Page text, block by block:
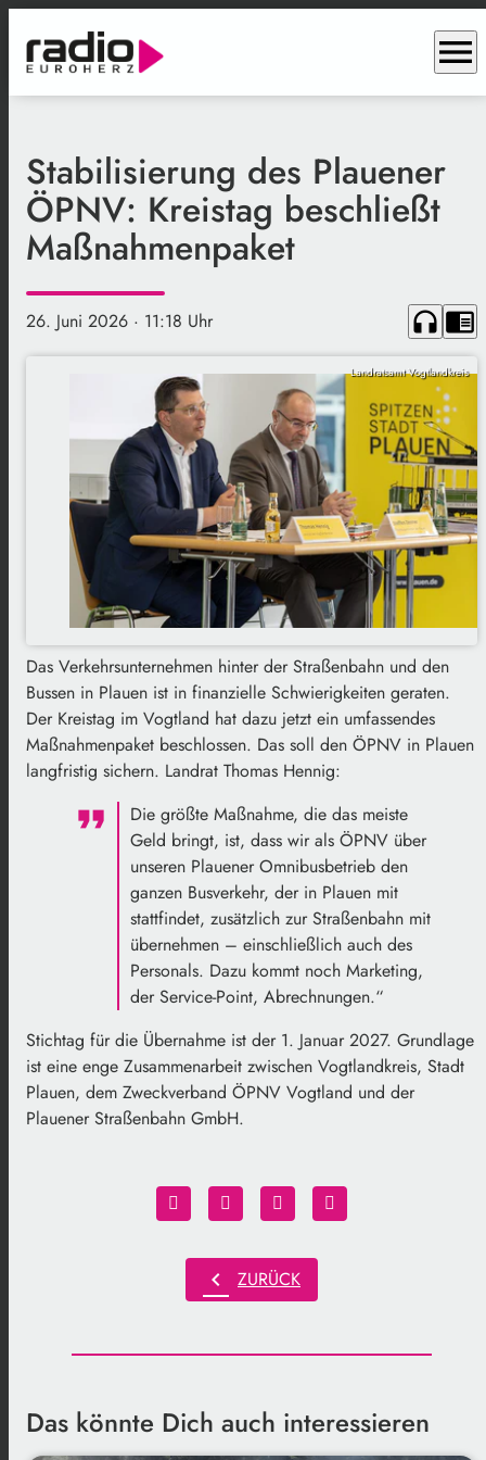
menu
Stabilisierung des Plauener
ÖPNV: Kreistag beschließt
Maßnahmenpaket
26. Juni 2026 · 11:18 Uhr headphones chrome_reader_mode
Landratsamt Vogtlandkreis
Das Verkehrsunternehmen hinter der Straßenbahn und den
Bussen in Plauen ist in finanzielle Schwierigkeiten geraten.
Der Kreistag im Vogtland hat dazu jetzt ein umfassendes
Maßnahmenpaket beschlossen. Das soll den ÖPNV in Plauen
langfristig sichern. Landrat Thomas Hennig:
Die größte Maßnahme, die das meiste
Geld bringt, ist, dass wir als ÖPNV über
unseren Plauener Omnibusbetrieb den
ganzen Busverkehr, der in Plauen mit
stattfindet, zusätzlich zur Straßenbahn mit
übernehmen – einschließlich auch des
Personals. Dazu kommt noch Marketing,
der Service-Point, Abrechnungen.“
Stichtag für die Übernahme ist der 1. Januar 2027. Grundlage
ist eine enge Zusammenarbeit zwischen Vogtlandkreis, Stadt
Plauen, dem Zweckverband ÖPNV Vogtland und der
Plauener Straßenbahn GmbH.
chevron_left ZURÜCK
Das könnte Dich auch interessieren